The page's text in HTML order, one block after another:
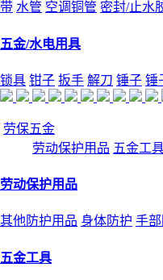
带 水管 空调铜管 密封/止水
五金/水电用具
锁具 钳子 扳手 解刀 锤子 锤
劳保五金
劳动保护用品 五金工
劳动保护用品
其他防护用品 身体防护 手
五金工具